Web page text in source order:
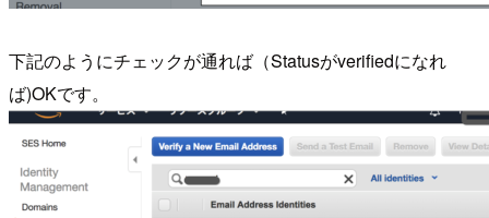
下記のようにチェックが通れば（Statusがverifiedになれ
ば)OKです。